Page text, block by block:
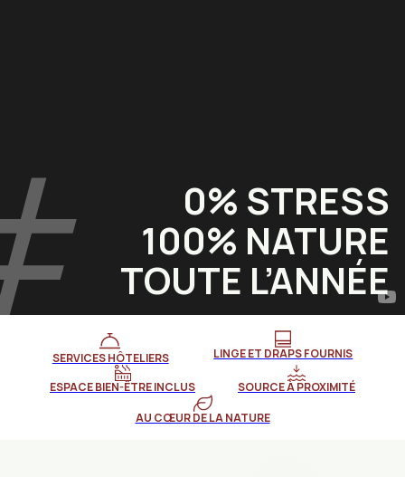
0% STRESS
100% NATURE
TOUTE L’ANNÉE
SERVICES HÔTELIERS LINGE ET DRAPS FOURNIS
ESPACE BIEN-ÊTRE INCLUS
SOURCE À PROXIMITÉ
AU CŒUR DE LA NATURE